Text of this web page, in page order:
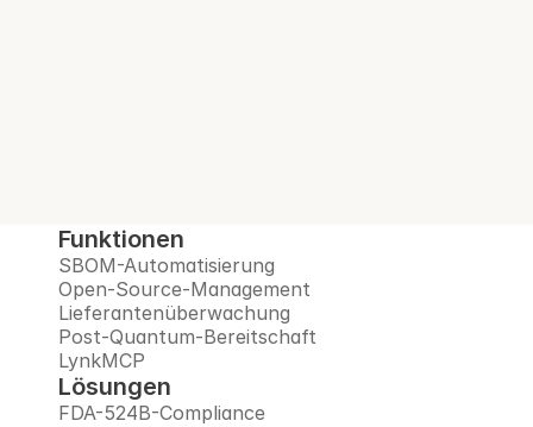
Funktionen
SBOM-Automatisierung
Open-Source-Management
Lieferantenüberwachung
Post-Quantum-Bereitschaft
LynkMCP
Lösungen
FDA-524B-Compliance